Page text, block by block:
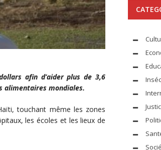
afin d’aider plus de 3,6
alimentaires mondiales.
touchant même les zones
les écoles et les lieux de